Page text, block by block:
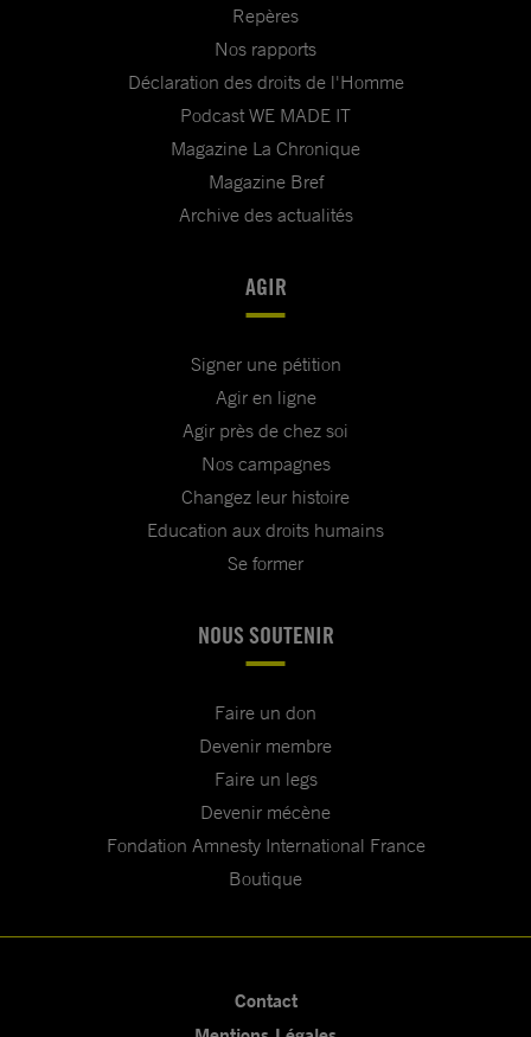
Repères
Nos rapports
Déclaration des droits de l'Homme
Podcast WE MADE IT
Magazine La Chronique
Magazine Bref
Archive des actualités
AGIR
Signer une pétition
Agir en ligne
Agir près de chez soi
Nos campagnes
Changez leur histoire
Education aux droits humains
Se former
NOUS SOUTENIR
Faire un don
Devenir membre
Faire un legs
Devenir mécène
Fondation Amnesty International France
Boutique
Contact